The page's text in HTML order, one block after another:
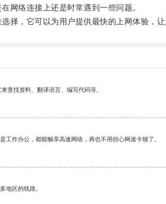
络连接上还是时常遇到一些问题。
，它可以为用户提供最快的上网体验，让
查找资料、翻译语言、编写代码等。
作办公，都能畅享高速网络，再也不用担心网速卡顿了。
地区的线路。